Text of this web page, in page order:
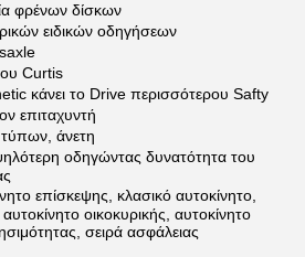
φρένων δίσκων
ειδικών οδηγήσεων
Curtis
κάνει το Drive περισσότερου Safty
επιταχυντή
άνετη
οδηγώντας δυνατότητα του
επίσκεψης, κλασικό αυτοκίνητο,
οικοκυρικής, αυτοκίνητο
σειρά ασφάλειας